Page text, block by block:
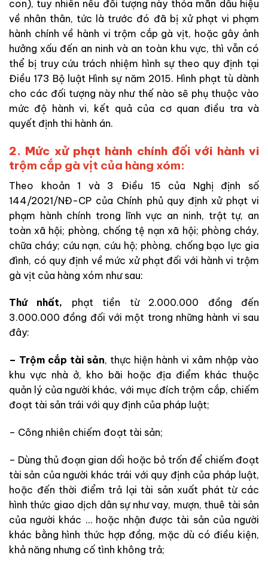
con), tuy nhiên nếu đối tượng này thỏa mãn dấu hiệu
về nhân thân, tức là trước đó đã bị xử phạt vi phạm
hành chính về hành vi trộm cắp gà vịt, hoặc gây ảnh
hưởng xấu đến an ninh và an toàn khu vực, thì vẫn có
thể bị truy cứu trách nhiệm hình sự theo quy định tại
Điều 173 Bộ luật Hình sự năm 2015. Hình phạt tù dành
cho các đối tượng này như thế nào sẽ phụ thuộc vào
mức độ hành vi, kết quả của cơ quan điều tra và
quyết định thi hành án.
2. Mức xử phạt hành chính đối với hành vi
trộm cắp gà vịt của hàng xóm:
Theo khoản 1 và 3 Điều 15 của Nghị định số
144/2021/NĐ-CP của Chính phủ quy định xử phạt vi
phạm hành chính trong lĩnh vực an ninh, trật tự, an
toàn xã hội; phòng, chống tệ nạn xã hội; phòng cháy,
chữa cháy; cứu nạn, cứu hộ; phòng, chống bạo lực gia
đình, có quy định về mức xử phạt đối với hành vi trộm
gà vịt của hàng xóm như sau:
Thứ nhất, phạt tiền từ 2.000.000 đồng đến
3.000.000 đồng đối với một trong những hành vi sau
đây:
– Trộm cắp tài sản, thực hiện hành vi xâm nhập vào
khu vực nhà ở, kho bãi hoặc địa điểm khác thuộc
quản lý của người khác, với mục đích trộm cắp, chiếm
đoạt tài sản trái với quy định của pháp luật;
– Công nhiên chiếm đoạt tài sản;
– Dùng thủ đoạn gian dối hoặc bỏ trốn để chiếm đoạt
tài sản của người khác trái với quy định của pháp luật,
hoặc đến thời điểm trả lại tài sản xuất phát từ các
hình thức giao dịch dân sự như vay, mượn, thuê tài sản
của người khác … hoặc nhận được tài sản của người
khác bằng hình thức hợp đồng, mặc dù có điều kiện,
khả năng nhưng cố tình không trả;